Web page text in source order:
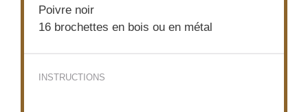
Poivre noir
16 brochettes en bois ou en métal
INSTRUCTIONS